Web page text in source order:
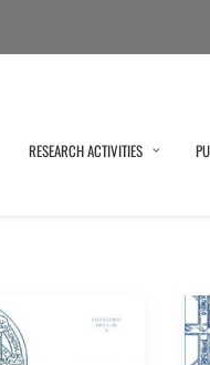
RESEARCH ACTIVITIES